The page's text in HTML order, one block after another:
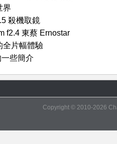
界
殺機取鏡
f2.4 東蔡 Ernostar
全片幅體驗
些簡介
Copyright © 2010-2026